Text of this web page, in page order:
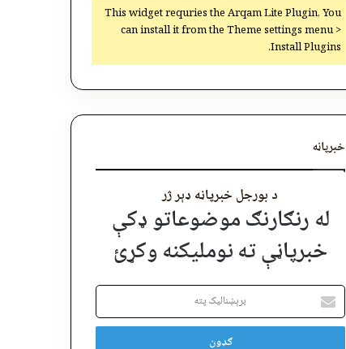
This widget requries the Arqam Lite Plugin, You
can install it from the Theme settings menu >
Install Plugins.
خبرپاڼه
د بورجل خبرپاڼه ډېر ژر
له رنګارنګ موضوعاتو ډکې
خبرپاڼې ته نوملیکنه وکړئ
برېښنالیک
پته